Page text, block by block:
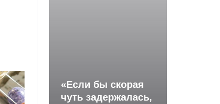
«Если бы скорая
чуть задержалась,